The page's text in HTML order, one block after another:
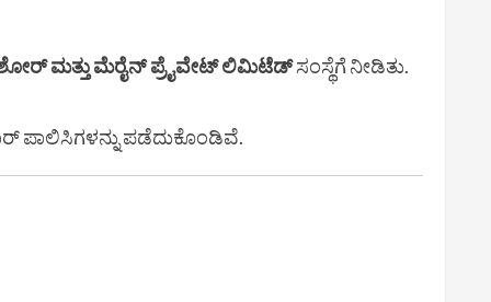
ಮತ್ತು ಮೆರೈನ್ ಪ್ರೈವೇಟ್ ಲಿಮಿಟೆಡ್ಸಂಸ್ಥೆಗೆ ನೀಡಿತು.
ಪಾಲಿಸಿಗಳನ್ನು ಪಡೆದುಕೊಂಡಿವೆ.